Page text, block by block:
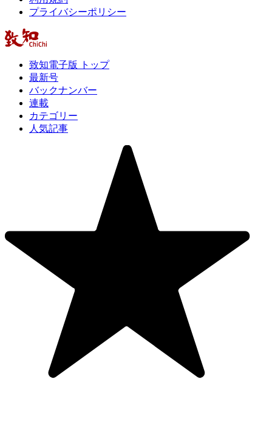
プライバシーポリシー
致知電子版 トップ
最新号
バックナンバー
連載
カテゴリー
人気記事